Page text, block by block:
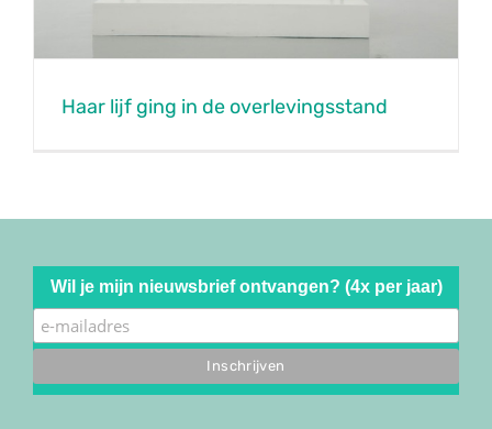
Haar lijf ging in de overlevingsstand
Wil je mijn nieuwsbrief ontvangen? (4x per jaar)